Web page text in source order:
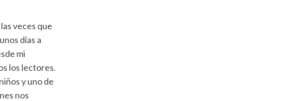
veces que
días a
mi
los lectores.
y uno de
nos